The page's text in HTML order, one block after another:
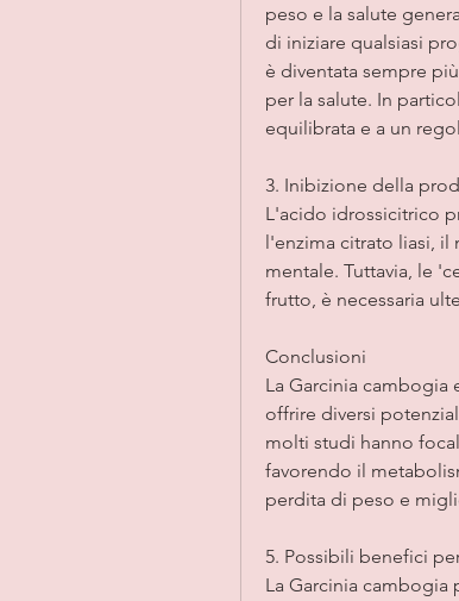
peso e la salute
di iniziare qualsiasi
è diventata sempre
per la salute. In
equilibrata e a un
3. Inibizione della
L'acido idrossicitrico
l'enzima citrato liasi,
mentale. Tuttavia, le
frutto, è necessaria
Conclusioni
La Garcinia
offrire diversi
molti studi hanno
favorendo il
perdita di peso e
5. Possibili benefici
La Garcinia cambogia